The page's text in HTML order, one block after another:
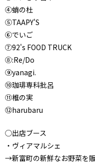
④蛸の杜
⑤TAAPY'S
⑥でいご
⑦92's FOOD TRUCK
⑧:Re/Do
⑨yanagi.
⑩珈琲専科批呂
⑪椎の実
⑫harubaru
◯出店ブース
・ヴィアマルシェ
→新富町の新鮮なお野菜を販